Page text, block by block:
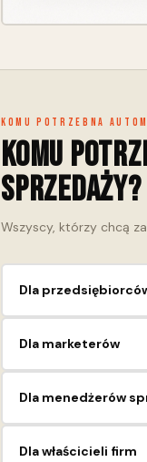
Komu potrzebna
Komu
sprzedaży?
Wszyscy, którzy chcą
Dla
narzędziom
Dla marketerów
efektywność kampanii.
Dla menedżerów
przy minimalnym
Dla właścicieli firm